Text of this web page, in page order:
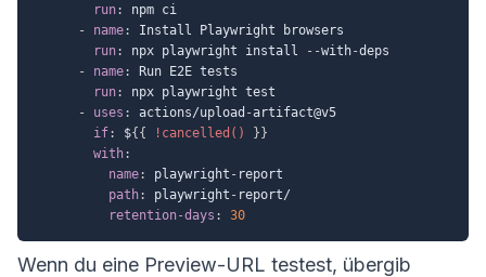
run:
npm ci
-
name:
Install Playwright browsers
run: npx playwright install - -with-deps
-
name:
Run E2E tests
run:
npx playwright test
-
uses : actions/upload -artifact@v5
if: ${ { !cancelled() } }
with:
name: playwright - report
path: playwright - report/
retention-days : 30
Wenn du eine Preview-URL testest, übergib